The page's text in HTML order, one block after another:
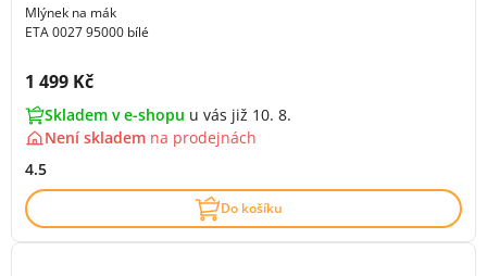
Mlýnek na mák
ETA 0027 95000 bílé
Cena s DPH:
1 499 Kč
Skladem v e-shopu u vás již 10. 8.
Není skladem na prodejnách
4.5
Do košíku